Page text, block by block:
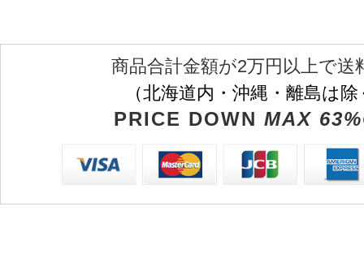
商品合計金額が2万円以上で送
（北海道内・沖縄・離島は
PRICE DOWN MAX